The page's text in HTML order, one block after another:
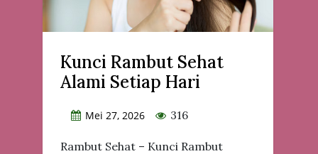
Kunci Rambut Sehat
Alami Setiap Hari
Mei 27, 2026 316
Rambut Sehat – Kunci Rambut